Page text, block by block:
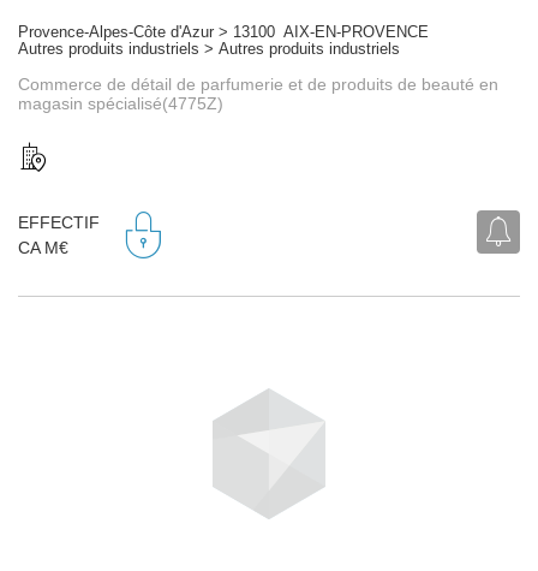
Provence-Alpes-Côte d'Azur > 13100 AIX-EN-PROVENCE
Autres produits industriels > Autres produits industriels
Commerce de détail de parfumerie et de produits de beauté en
magasin spécialisé(4775Z)
EFFECTIF
CA M€